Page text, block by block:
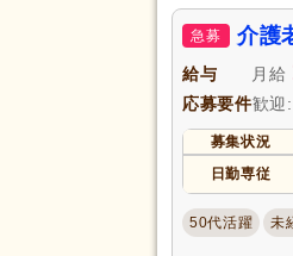
急募 介護
給与 月給
応募要件歓迎
募集状況
日勤専従
50代活躍 未